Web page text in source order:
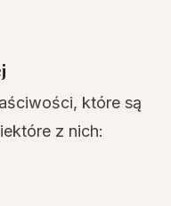
które są
z nich: